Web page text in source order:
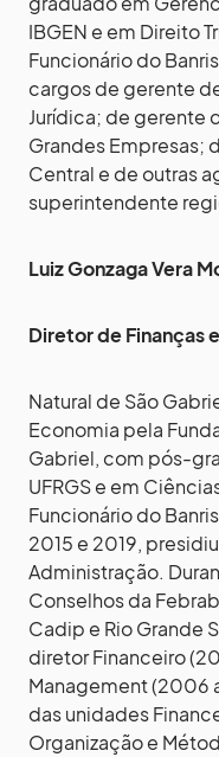
IBGEN e em Direito
Funcionário do
cargos de gerente
Jurídica; de gerente
Grandes Empresas;
Central e de outras
superintendente
Luiz Gonzaga Vera
Diretor de Finanças
Natural de São
Economia pela
Gabriel, com pós-
UFRGS e em
Funcionário do
2015 e 2019,
Administração.
Conselhos da
Cadip e Rio Grande
diretor Financeiro
Management (2006
das unidades
Organização e